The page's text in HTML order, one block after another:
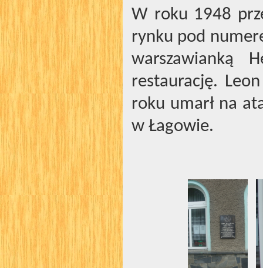
W roku 1948
rynku pod
warszawianką
restaurację.
roku umarł na
w Łagowie.